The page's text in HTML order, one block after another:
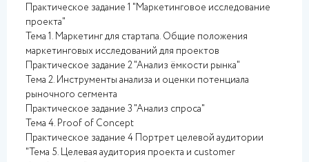
Практическое задание 1 "Маркетинговое исследование
проекта"
Тема 1. Маркетинг для стартапа. Общие положения
маркетинговых исследований для проектов
Практическое задание 2 "Анализ ёмкости рынка"
Тема 2. Инструменты анализа и оценки потенциала
рыночного сегмента
Практическое задание 3 "Анализ спроса"
Тема 4. Proof of Concept
Практическое задание 4 Портрет целевой аудитории
"Тема 5. Целевая аудитория проекта и customer